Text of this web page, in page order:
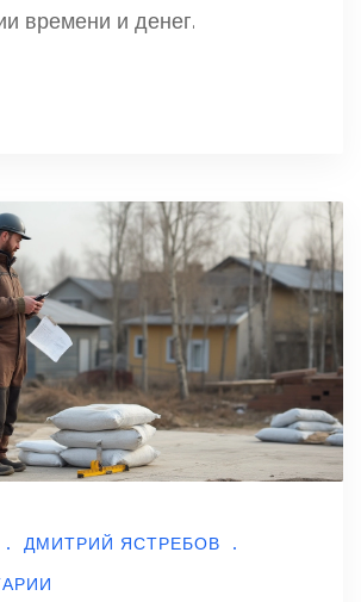
времени и денег.
ДМИТРИЙ ЯСТРЕБОВ